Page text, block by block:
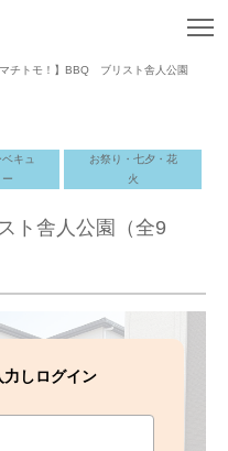
マチトモ！】BBQ ブリスト舎人公園
キュ
ー
お祭り・七夕・花
火
ト舎人公園（全9
力しログイン